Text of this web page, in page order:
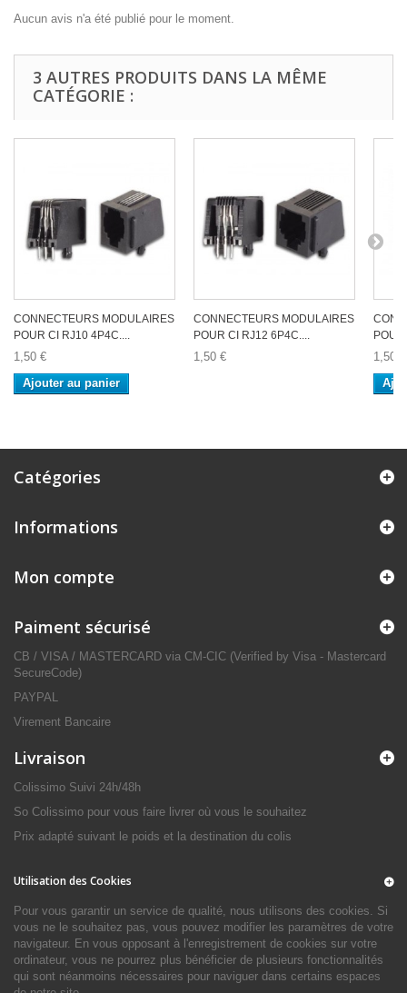
Aucun avis n'a été publié pour le moment.
3 AUTRES PRODUITS DANS LA MÊME
CATÉGORIE :
CONNECTEURS MODULAIRES
POUR CI RJ10 4P4C....
1,50 €
Ajouter au panier
CONNECTEURS MODULAIRES
POUR CI RJ12 6P4C....
1,50 €
1,50 €
Catégories
Informations
Mon compte
Paiment sécurisé
CB / VISA / MASTERCARD via CM-CIC (Verified by Visa - Mastercard
SecureCode)
PAYPAL
Virement Bancaire
Livraison
Colissimo Suivi 24h/48h
So Colissimo pour vous faire livrer où vous le souhaitez
Prix adapté suivant le poids et la destination du colis
Utilisation des Cookies
Pour vous garantir un service de qualité, nous utilisons des cookies. Si
vous ne le souhaitez pas, vous pouvez modifier les paramètres de votre
navigateur. En vous opposant à l'enregistrement de cookies sur votre
ordinateur, vous ne pourrez plus bénéficier de plusieurs fonctionnalités
qui sont néanmoins nécessaires pour naviguer dans certains espaces